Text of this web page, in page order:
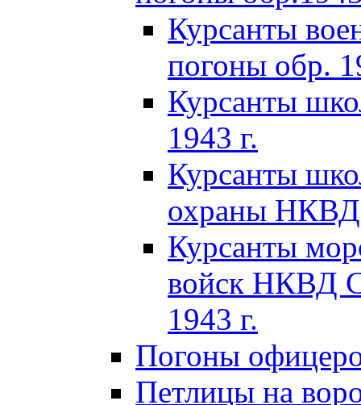
Курсанты
погоны обр.
Курсанты
1943 г.
Курсанты
охраны НКВД
Курсанты
войск НКВД
1943 г.
Погоны
Петлицы на